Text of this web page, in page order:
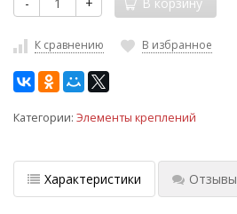
К сравнению В избранное
Категории: Элементы креплений
Характеристики Отзывы